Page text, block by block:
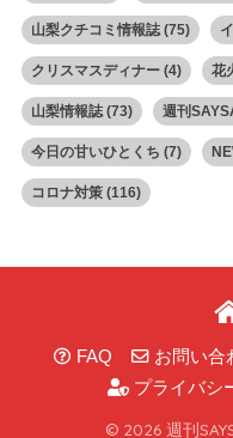
山梨クチコミ情報誌(75)
クリスマスディナー(4) 花
山梨情報誌(73) 週刊
今日の甘いひとくち (7)
コロナ対策(116)
FAQ お問い合
プライバシ
© 2026 週刊